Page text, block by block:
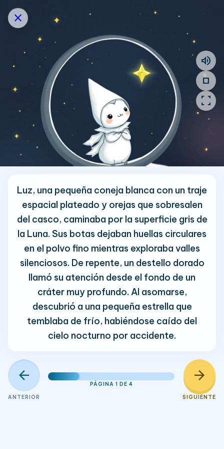
close
Luz, una pequeña coneja blanca con un traje
espacial plateado y orejas que sobresalen
del casco, caminaba por la superficie gris de
la Luna. Sus botas dejaban huellas circulares
en el polvo fino mientras exploraba valles
silenciosos. De repente, un destello dorado
llamó su atención desde el fondo de un
cráter muy profundo. Al asomarse,
descubrió a una pequeña estrella que
temblaba de frío, habiéndose caído del
cielo nocturno por accidente.
arrow_back
ANTERIOR
PÁGINA 1 DE 4 arrow_forward
SIGUIENTE
volume_up
stop
fullscreen